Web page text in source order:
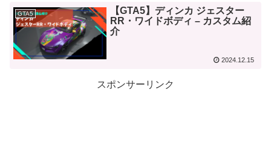
GTA5
【GTA5】ディンカ ジェスター
RR・ワイドボディ – カスタム紹
介
2024.12.15
スポンサーリンク